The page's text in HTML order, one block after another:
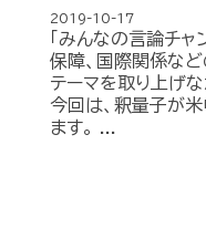
2019-10-17
「みんなの言論チ
保障、国際関係な
テーマを取り上げな
今回は、釈量子が
ます。 ...